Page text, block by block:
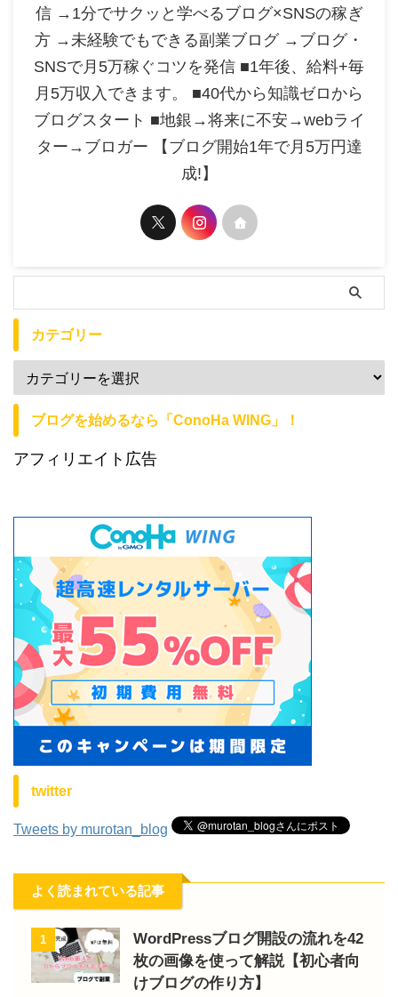
信 →1分でサクッと学べるブログ×SNSの稼ぎ
方 →未経験でもできる副業ブログ →ブログ・
SNSで月5万稼ぐコツを発信 ■1年後、給料+毎
月5万収入できます。 ■40代から知識ゼロから
ブログスタート ■地銀→将来に不安→webライ
ター→ブロガー 【ブログ開始1年で月5万円達
成!】
カテゴリー
ブログを始めるなら「ConoHa WING」！
アフィリエイト広告
twitter
Tweets by murotan_blog
よく読まれている記事
1
WordPressブログ開設の流れを42
枚の画像を使って解説【初心者向
けブログの作り方】